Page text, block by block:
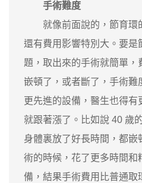
手術難度
就像前面說的，節育環
還有費用影響特別大。要是
題，取出來的手術就簡單，
嵌頓了，或者斷了，手術難
更先進的設備，醫生也得
就跟著漲了。比如說 40 歲
身體裏放了好長時間，都
術的時候，花了更多時間和
備，結果手術費用比普通取